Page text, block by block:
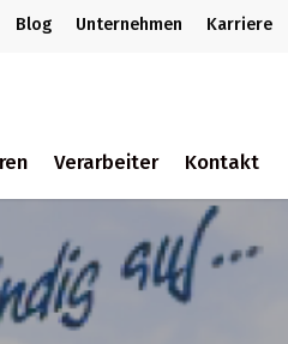
Blog Unternehmen Karriere
Verarbeiter Kontakt